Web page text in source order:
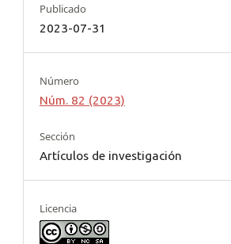
Publicado
2023-07-31
Número
Núm. 82 (2023)
Sección
Artículos de investigación
Licencia